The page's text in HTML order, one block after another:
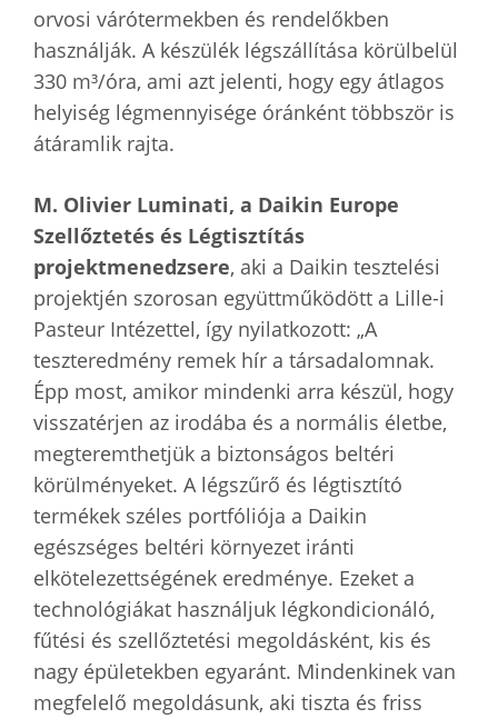
orvosi várótermekben és rendelőkben
használják. A készülék légszállítása körülbelül
330 m³/óra, ami azt jelenti, hogy egy átlagos
helyiség légmennyisége óránként többször is
átáramlik rajta.
M. Olivier Luminati, a Daikin Europe
Szellőztetés és Légtisztítás
projektmenedzsere, aki a Daikin tesztelési
projektjén szorosan együttműködött a Lille-i
Pasteur Intézettel, így nyilatkozott: „A
teszteredmény remek hír a társadalomnak.
Épp most, amikor mindenki arra készül, hogy
visszatérjen az irodába és a normális életbe,
megteremthetjük a biztonságos beltéri
körülményeket. A légszűrő és légtisztító
termékek széles portfóliója a Daikin
egészséges beltéri környezet iránti
elkötelezettségének eredménye. Ezeket a
technológiákat használjuk légkondicionáló,
fűtési és szellőztetési megoldásként, kis és
nagy épületekben egyaránt. Mindenkinek van
megfelelő megoldásunk, aki tiszta és friss